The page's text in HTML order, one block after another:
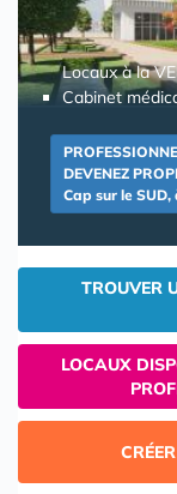
Locaux à la
Cabinet
DEVENEZ
Cap sur le
TROUVER
LOCAUX